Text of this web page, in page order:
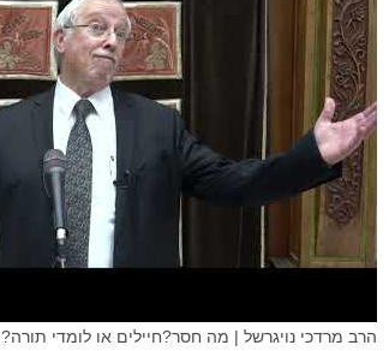
הרב מרדכי נויגרשל | מה חסר?חיילים או לומדי תורה?